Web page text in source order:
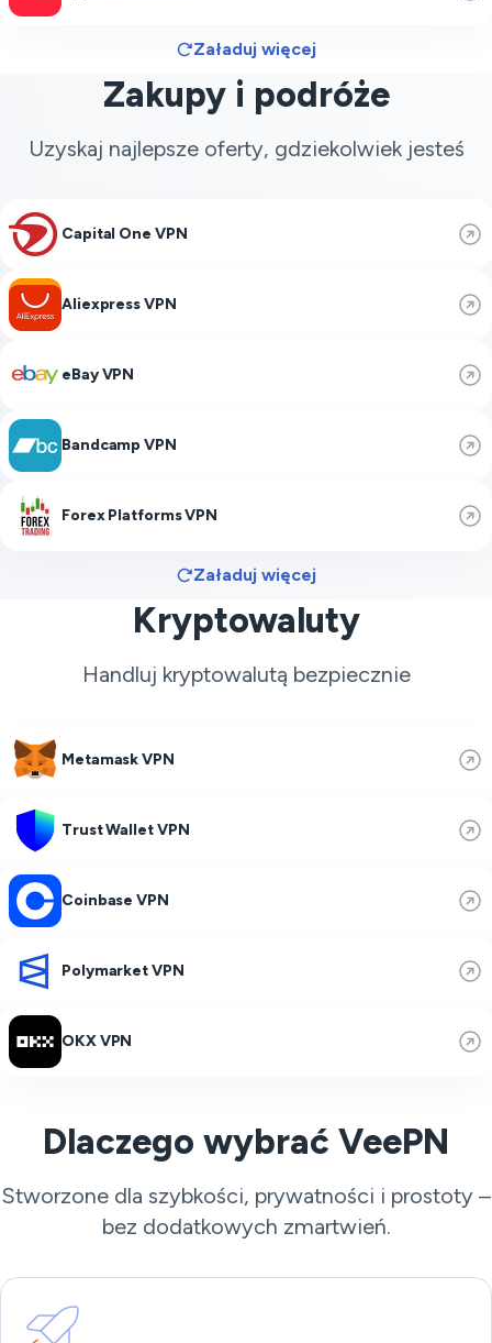
Załaduj więcej
Zakupy i podróże
Uzyskaj najlepsze oferty, gdziekolwiek jesteś
Capital One VPN
Aliexpress VPN
eBay VPN
Bandcamp VPN
Forex Platforms VPN
Załaduj więcej
Kryptowaluty
Handluj kryptowalutą bezpiecznie
Metamask VPN
Trust Wallet VPN
Coinbase VPN
Polymarket VPN
OKX VPN
Dlaczego wybrać VeePN
Stworzone dla szybkości, prywatności i prostoty –
bez dodatkowych zmartwień.